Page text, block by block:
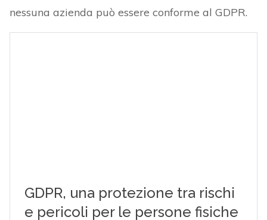
nessuna azienda può essere conforme al GDPR.